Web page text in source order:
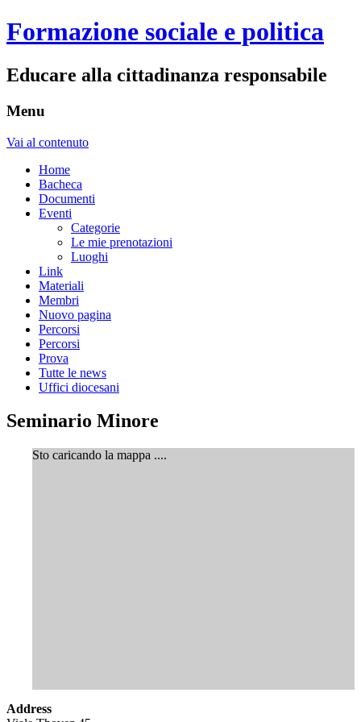
Formazione sociale e politica
Educare alla cittadinanza responsabile
Menu
Vai al contenuto
Home
Bacheca
Documenti
Eventi
Categorie
Le mie prenotazioni
Luoghi
Link
Materiali
Membri
Nuovo pagina
Percorsi
Percorsi
Prova
Tutte le news
Uffici diocesani
Seminario Minore
Sto caricando la mappa ....
Address